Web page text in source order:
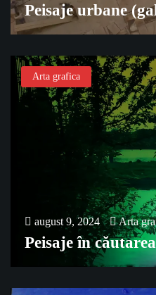
Peisaje urbane
Arta grafica
august 9, 2024 Arta
Peisaje în